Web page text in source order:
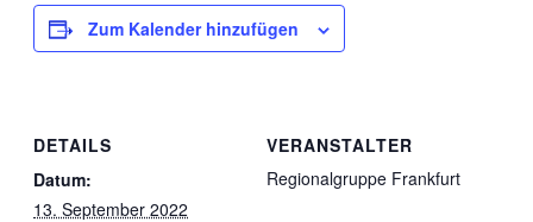
Zum Kalender hinzufügen
DETAILS
Datum:
13. September 2022
VERANSTALTER
Regionalgruppe Frankfurt